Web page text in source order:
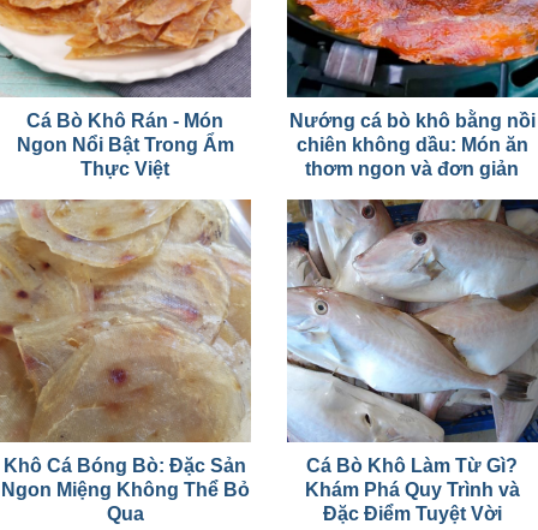
Cá Bò Khô Rán - Món
Ngon Nổi Bật Trong Ẩm
Thực Việt
Nướng cá bò khô bằng nồi
chiên không dầu: Món ăn
thơm ngon và đơn giản
Khô Cá Bóng Bò: Đặc Sản
Ngon Miệng Không Thể Bỏ
Qua
Cá Bò Khô Làm Từ Gì?
Khám Phá Quy Trình và
Đặc Điểm Tuyệt Vời